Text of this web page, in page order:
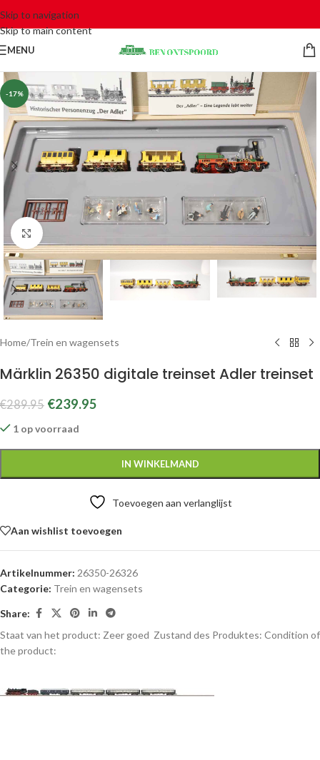
Skip to navigation
Skip to main content
MENU
-17%
Click to enlarge
Home/Trein en wagensets
Märklin 26350 digitale treinset Adler treinset
€289.95 €239.95
1 op voorraad
IN WINKELMAND
Toevoegen aan verlanglijst
Aan wishlist toevoegen
Artikelnummer: 26350-26326
Categorie: Trein en wagensets
Share:
Staat van het product: Zeer goed Zustand des Produktes: Condition of
the product: